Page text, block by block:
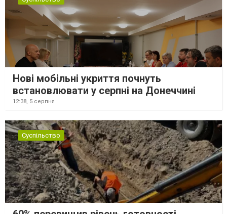
Нові мобільні укриття почнуть
встановлювати у серпні на Донеччині
12:38, 5 серпня
Суспільство